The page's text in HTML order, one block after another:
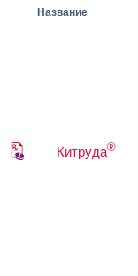
Название
Китруда®